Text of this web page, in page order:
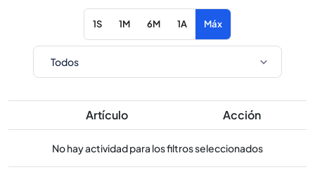
1S 1M 6M 1A Máx
Artículo Acción
No hay actividad para los filtros seleccionados